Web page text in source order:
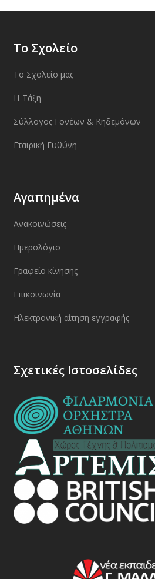
Το Σχολείο
Το Σχολείο μας
Η-Τάξη
Σύλλογος Γονέων & Κηδεμόνων
Εταιρική Ευθύνη
Αγαπημένα
Ανακοινώσεις
Ημερολόγιο
Γραφείο κίνησης
Επικοινωνία
Ηλεκτρονική αίτηση εγγραφής
Σχετικές Ιστοσελίδες